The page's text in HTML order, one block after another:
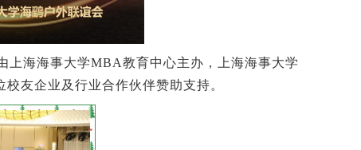
海海事大学MBA教育中心主办，上海海事大学
友企业及行业合作伙伴赞助支持。